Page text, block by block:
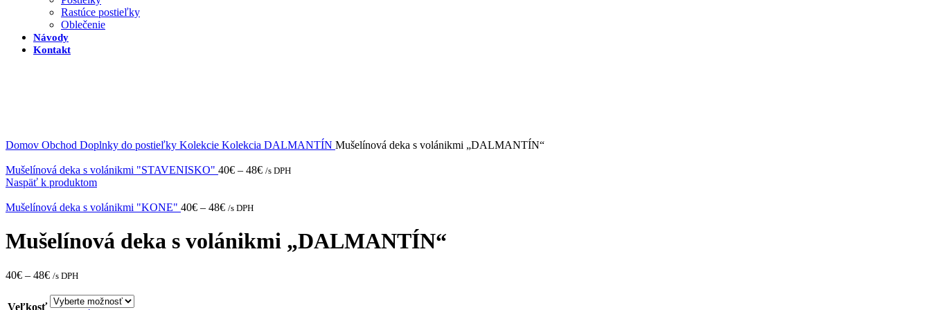
Rastúce postieľky
Oblečenie
Návody
Kontakt
Domov Obchod Doplnky do postieľky Kolekcie Kolekcia DALMANTÍN Mušelínová deka s volánikmi „DALMANTÍN“
Mušelínová deka s volánikmi "STAVENISKO" 40€ – 48€ /s DPH
Naspäť k produktom
Mušelínová deka s volánikmi "KONE" 40€ – 48€ /s DPH
Mušelínová deka s volánikmi „DALMANTÍN“
40€ – 48€ /s DPH
Veľkosť